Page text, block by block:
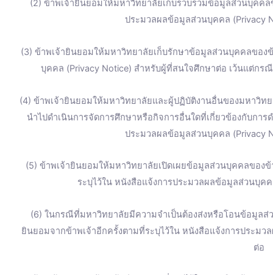
(2) ข้าพเจ้ายินยอมให้มหาวิทยาลัยเก็บรวบรวมข้อมูลส่วนบุคค
ประมวลผลข้อมูลส่วนบุคคล (Privacy
(3) ข้าพเจ้ายินยอมให้มหาวิทยาลัยเก็บรักษาข้อมูลส่วนบุคคลของ
บุคคล (Privacy Notice) สำหรับผู้ที่สนใจศึกษาต่อ เว้นแต่ก
(4) ข้าพเจ้ายินยอมให้มหาวิทยาลัยและผู้ปฏิบัติงานอื่นของมหาวิท
นำไปดำเนินการจัดการศึกษาหรือกิจการอื่นใดที่เกี่ยวข้องกับกา
ประมวลผลข้อมูลส่วนบุคคล (Privacy
(5) ข้าพเจ้ายินยอมให้มหาวิทยาลัยเปิดเผยข้อมูลส่วนบุคคลของ
ระบุไว้ใน หนังสือแจ้งการประมวลผลข้อมูลส่วนบุค
(6) ในกรณีที่มหาวิทยาลัยมีความจำเป็นต้องส่งหรือโอนข้อมูล
ยินยอมจากข้าพเจ้าอีกครั้งตามที่ระบุไว้ใน หนังสือแจ้งการประม
ต่อ